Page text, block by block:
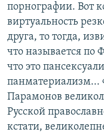
порнографии. Вот
виртуальность
друга, то тогда,
что называется по
что это
панматериализм...
Парамонов
Русской
кстати,